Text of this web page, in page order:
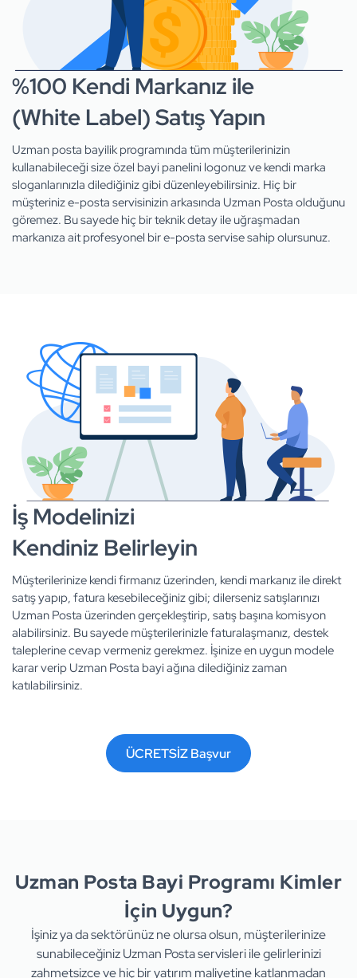
%100 Kendi Markanız ile
(White Label) Satış Yapın
Uzman posta bayilik programında tüm müşterilerinizin
kullanabileceği size özel bayi panelini logonuz ve kendi marka
sloganlarınızla dilediğiniz gibi düzenleyebilirsiniz. Hiç bir
müşteriniz e-posta servisinizin arkasında Uzman Posta olduğunu
göremez. Bu sayede hiç bir teknik detay ile uğraşmadan
markanıza ait profesyonel bir e-posta servise sahip olursunuz.
İş Modelinizi
Kendiniz Belirleyin
Müşterilerinize kendi firmanız üzerinden, kendi markanız ile direkt
satış yapıp, fatura kesebileceğiniz gibi; dilerseniz satışlarınızı
Uzman Posta üzerinden gerçekleştirip, satış başına komisyon
alabilirsiniz. Bu sayede müşterilerinizle faturalaşmanız, destek
taleplerine cevap vermeniz gerekmez. İşinize en uygun modele
karar verip Uzman Posta bayi ağına dilediğiniz zaman
katılabilirsiniz.
ÜCRETSİZ Başvur
Uzman Posta Bayi Programı Kimler
İçin Uygun?
İşiniz ya da sektörünüz ne olursa olsun, müşterilerinize
sunabileceğiniz Uzman Posta servisleri ile gelirlerinizi
zahmetsizce ve hiç bir yatırım maliyetine katlanmadan